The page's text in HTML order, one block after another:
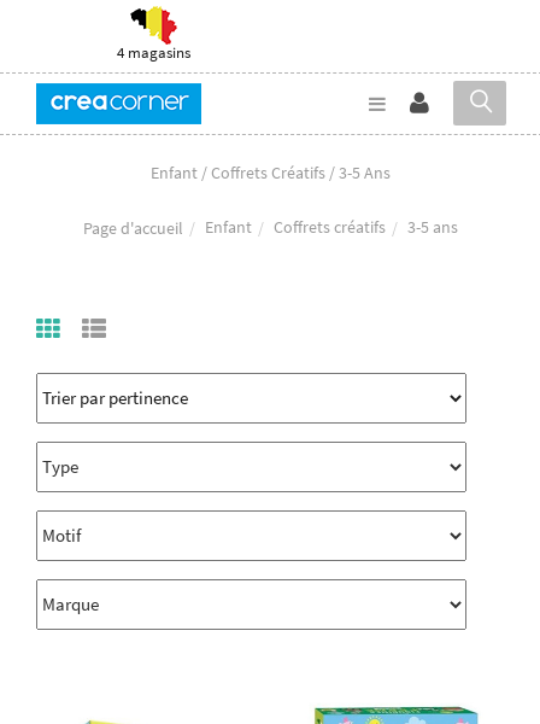
4 magasins
Enfant / Coffrets Créatifs / 3-5 Ans
Page d'accueil Enfant Coffrets créatifs 3-5 ans